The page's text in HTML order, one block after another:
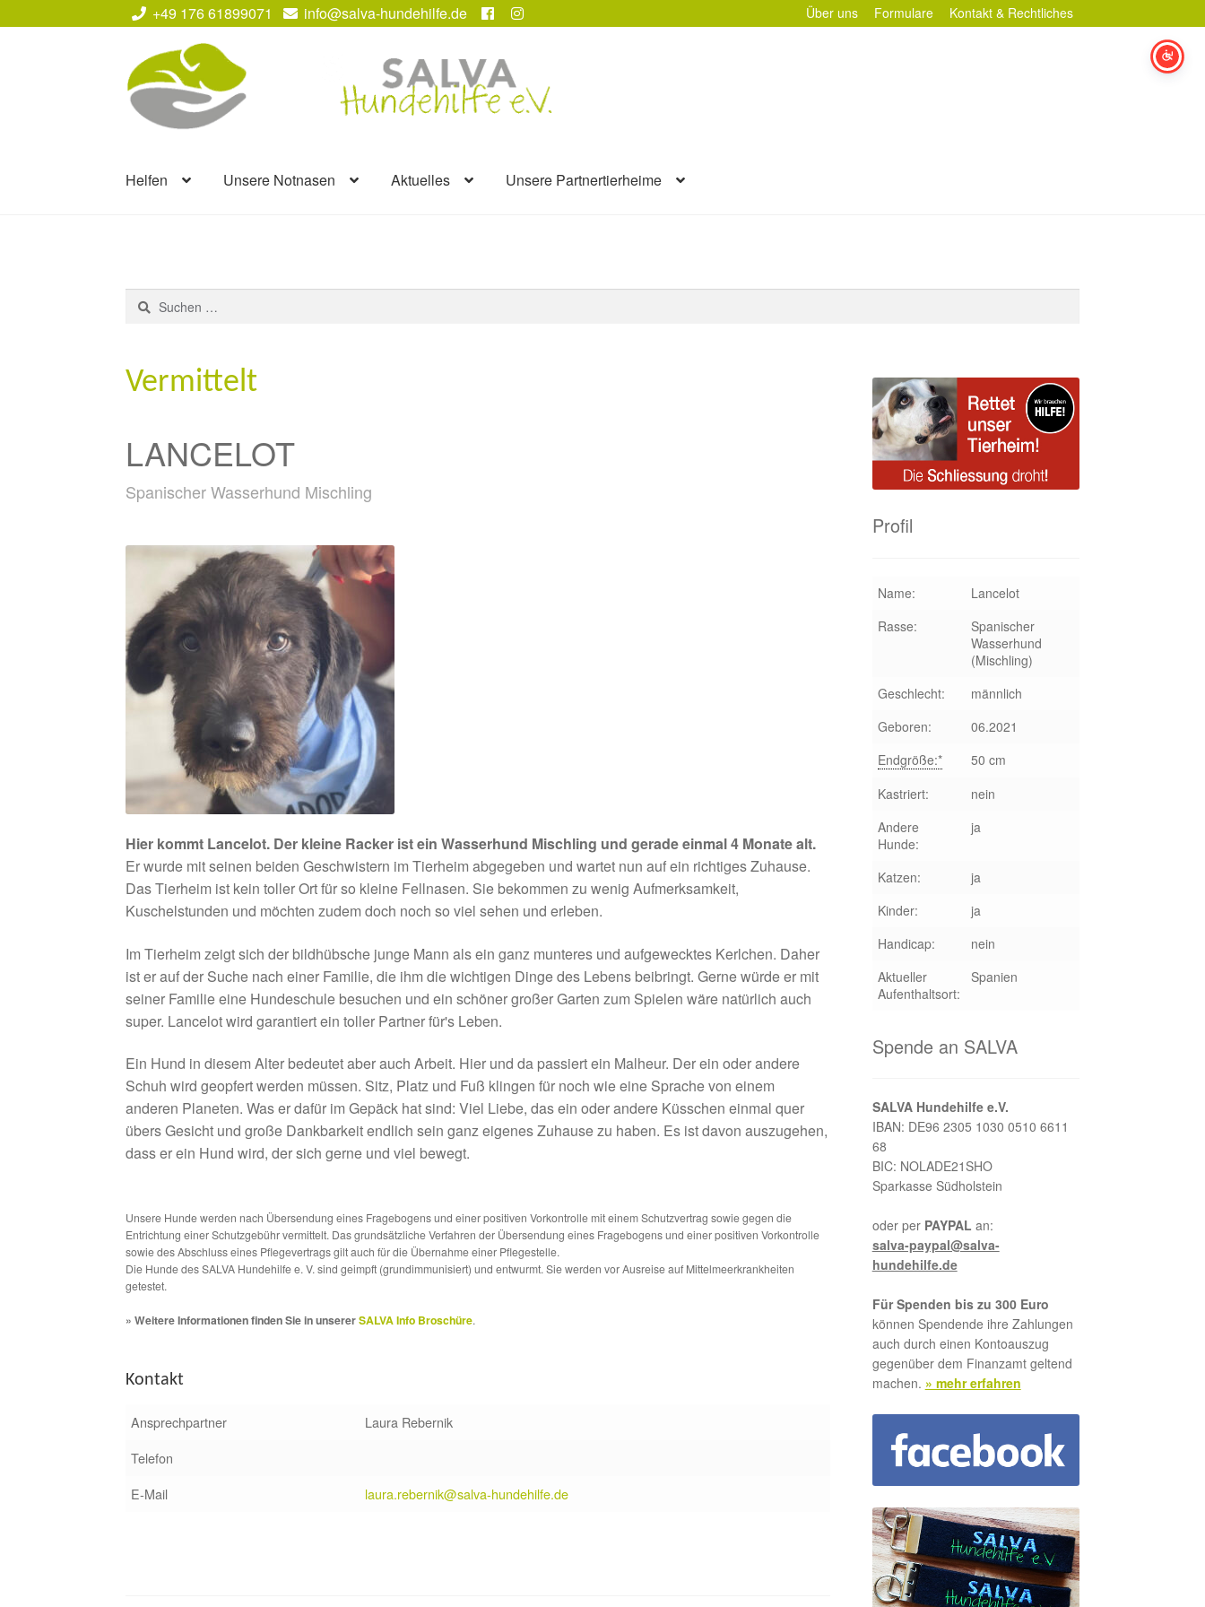
+49 176 61899071 info@salva-hundehilfe.de Über uns Formulare Kontakt & Rechtliches
Navigation
springen
Zum
Inhalt
springen
Helfen Unsere Notnasen Aktuelles Unsere Partnertierheime
Suchen
nach:
Vermittelt
LANCELOT
Spanischer Wasserhund Mischling
Hier kommt Lancelot. Der kleine Racker ist ein Wasserhund Mischling und gerade einmal 4 Monate alt.
Er wurde mit seinen beiden Geschwistern im Tierheim abgegeben und wartet nun auf ein richtiges Zuhause.
Das Tierheim ist kein toller Ort für so kleine Fellnasen. Sie bekommen zu wenig Aufmerksamkeit,
Kuschelstunden und möchten zudem doch noch so viel sehen und erleben.
Im Tierheim zeigt sich der bildhübsche junge Mann als ein ganz munteres und aufgewecktes Kerlchen. Daher
ist er auf der Suche nach einer Familie, die ihm die wichtigen Dinge des Lebens beibringt. Gerne würde er mit
seiner Familie eine Hundeschule besuchen und ein schöner großer Garten zum Spielen wäre natürlich auch
super. Lancelot wird garantiert ein toller Partner für's Leben.
Ein Hund in diesem Alter bedeutet aber auch Arbeit. Hier und da passiert ein Malheur. Der ein oder andere
Schuh wird geopfert werden müssen. Sitz, Platz und Fuß klingen für noch wie eine Sprache von einem
anderen Planeten. Was er dafür im Gepäck hat sind: Viel Liebe, das ein oder andere Küsschen einmal quer
übers Gesicht und große Dankbarkeit endlich sein ganz eigenes Zuhause zu haben. Es ist davon auszugehen,
dass er ein Hund wird, der sich gerne und viel bewegt.
Unsere Hunde werden nach Übersendung eines Fragebogens und einer positiven Vorkontrolle mit einem Schutzvertrag sowie gegen die
Entrichtung einer Schutzgebühr vermittelt. Das grundsätzliche Verfahren der Übersendung eines Fragebogens und einer positiven Vorkontrolle
sowie des Abschluss eines Pflegevertrags gilt auch für die Übernahme einer Pflegestelle.
Die Hunde des SALVA Hundehilfe e. V. sind geimpft (grundimmunisiert) und entwurmt. Sie werden vor Ausreise auf Mittelmeerkrankheiten
getestet.
» Weitere Informationen finden Sie in unsererSALVA Info Broschüre.
Kontakt
Ansprechpartner
Laura Rebernik
Telefon
E-Mail
laura.rebernik@salva-hundehilfe.de
Profil
Name:
Lancelot
Rasse:
Spanischer
Wasserhund
(Mischling)
Geschlecht:
männlich
Geboren:
06.2021
Endgröße:*
50 cm
Kastriert:
nein
Andere
Hunde:
ja
Katzen:
ja
Kinder:
ja
Handicap:
nein
Aktueller
Aufenthaltsort:
Spanien
Spende an SALVA
SALVA Hundehilfe e.V.
IBAN: DE96 2305 1030 0510 6611
68
BIC: NOLADE21SHO
Sparkasse Südholstein
oder per PAYPAL an:
salva-paypal@salva-
hundehilfe.de
Für Spenden bis zu 300 Euro
können Spendende ihre Zahlungen
auch durch einen Kontoauszug
gegenüber dem Finanzamt geltend
machen. » mehr erfahren